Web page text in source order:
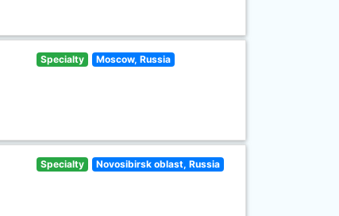
Specialty Moscow, Russia
Specialty Novosibirsk oblast, Russia